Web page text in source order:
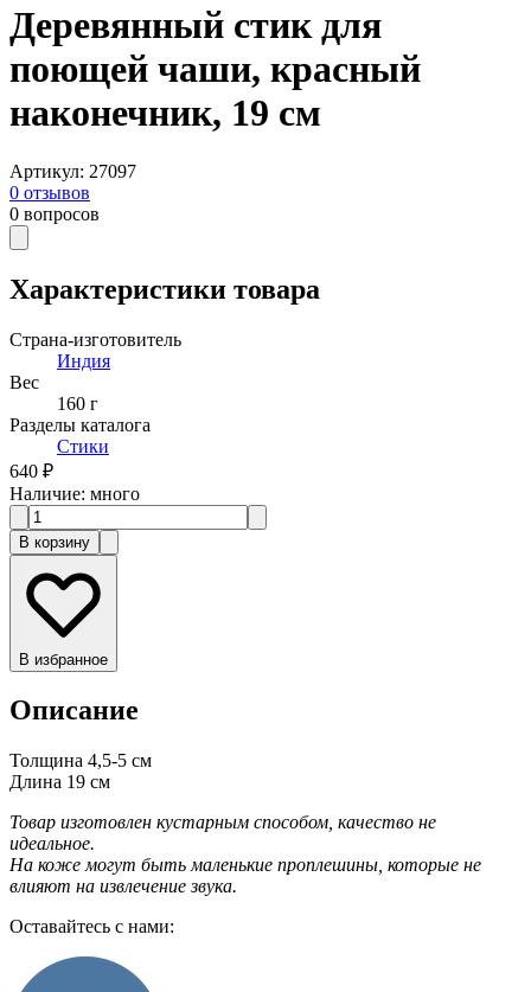
Деревянный стик для
поющей чаши, красный
наконечник, 19 см
Артикул: 27097
0 отзывов
0 вопросов
Характеристики товара
Страна-изготовитель
Индия
Вес
160 г
Разделы каталога
Стики
640 ₽
Наличие: много
В корзину
В избранное
Описание
Толщина 4,5-5 см
Длина 19 см
Товар изготовлен кустарным способом, качество не
идеальное.
На коже могут быть маленькие проплешины, которые не
влияют на извлечение звука.
Оставайтесь с нами: